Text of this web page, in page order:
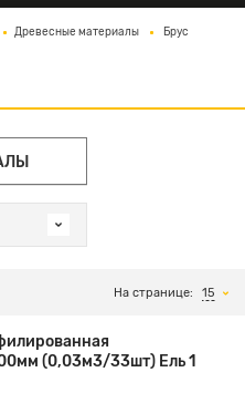
Древесные материалы Брус
На странице: 15
(0,03м3/33шт) Ель 1